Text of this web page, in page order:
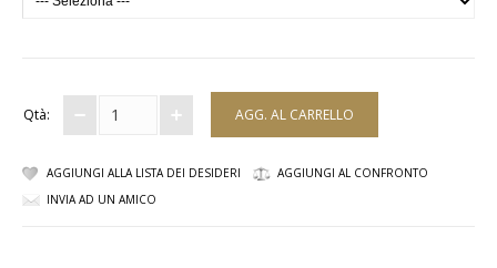
PIGIAMI
SCUOLA
Qtà:
AGGIUNGI ALLA LISTA DEI DESIDERI
AGGIUNGI AL CONFRONTO
INVIA AD UN AMICO